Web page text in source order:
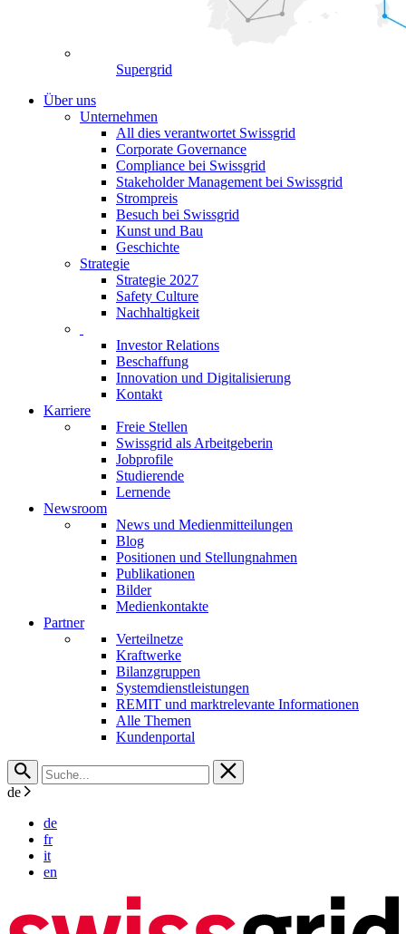
Supergrid
Über uns
Unternehmen
All dies verantwortet Swissgrid
Corporate Governance
Compliance bei Swissgrid
Stakeholder Management bei Swissgrid
Strompreis
Besuch bei Swissgrid
Kunst und Bau
Geschichte
Strategie
Strategie 2027
Safety Culture
Nachhaltigkeit
Investor Relations
Beschaffung
Innovation und Digitalisierung
Kontakt
Karriere
Freie Stellen
Swissgrid als Arbeitgeberin
Jobprofile
Studierende
Lernende
Newsroom
News und Medienmitteilungen
Blog
Positionen und Stellungnahmen
Publikationen
Bilder
Medienkontakte
Partner
Verteilnetze
Kraftwerke
Bilanzgruppen
Systemdienstleistungen
REMIT und marktrelevante Informationen
Alle Themen
Kundenportal
de
de
fr
it
en